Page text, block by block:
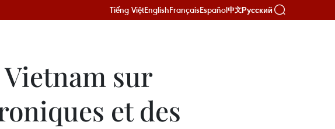
Tiếng ViệtEnglishFrançaisEspañol中文Русский
Vietnam sur
et des